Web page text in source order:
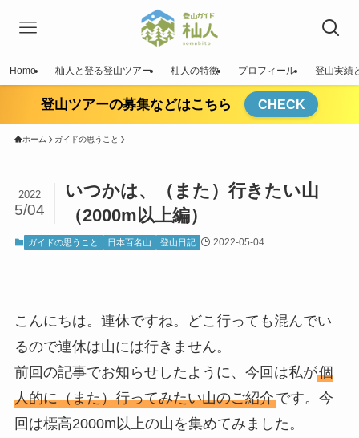
Home 杣人と登る登山ツアー 杣人の特徴 プロフィール 登山実績
登山ツアーの募集などはこちら CHECK
ホーム ガイドの思うこと
いつかは、（また）行きたい山
（2000m以上編）
2022
5/04
ガイドの思うこと 日本百名山 登山日記 2022-05-04
こんにちは。連休ですね。どこ行っても混んでい
るので連休は山には行きません。
前回の記事でお知らせしたように、今回は私が個
人的に（また）行ってみたい山のご紹介です。今
回は標高2000m以上の山を集めてみました。